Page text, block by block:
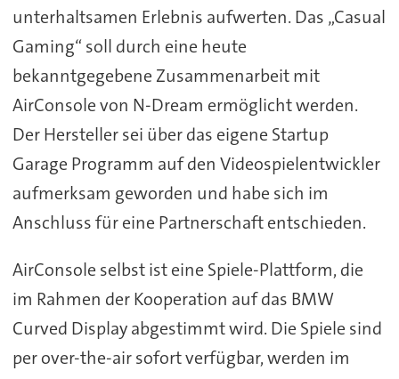
unterhaltsamen Erlebnis aufwerten. Das „Casual
Gaming“ soll durch eine heute
bekanntgegebene Zusammenarbeit mit
AirConsole von N-Dream ermöglicht werden.
Der Hersteller sei über das eigene Startup
Garage Programm auf den Videospielentwickler
aufmerksam geworden und habe sich im
Anschluss für eine Partnerschaft entschieden.
AirConsole selbst ist eine Spiele-Plattform, die
im Rahmen der Kooperation auf das BMW
Curved Display abgestimmt wird. Die Spiele sind
per over-the-air sofort verfügbar, werden im